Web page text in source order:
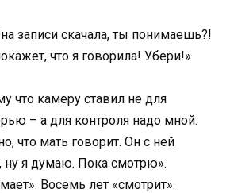
записи скачала, ты понимаешь?!
что я говорила! Убери!»
что камеру ставил не для
– а для контроля надо мной.
что мать говорит. Он с ней
ну я думаю. Пока смотрю».
Восемь лет «смотрит».